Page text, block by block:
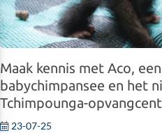
Maak kennis met Aco,
babychimpansee en het
Tchimpounga-
23-07-25